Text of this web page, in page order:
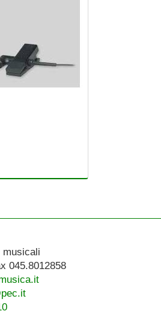
musicali
045.8012858